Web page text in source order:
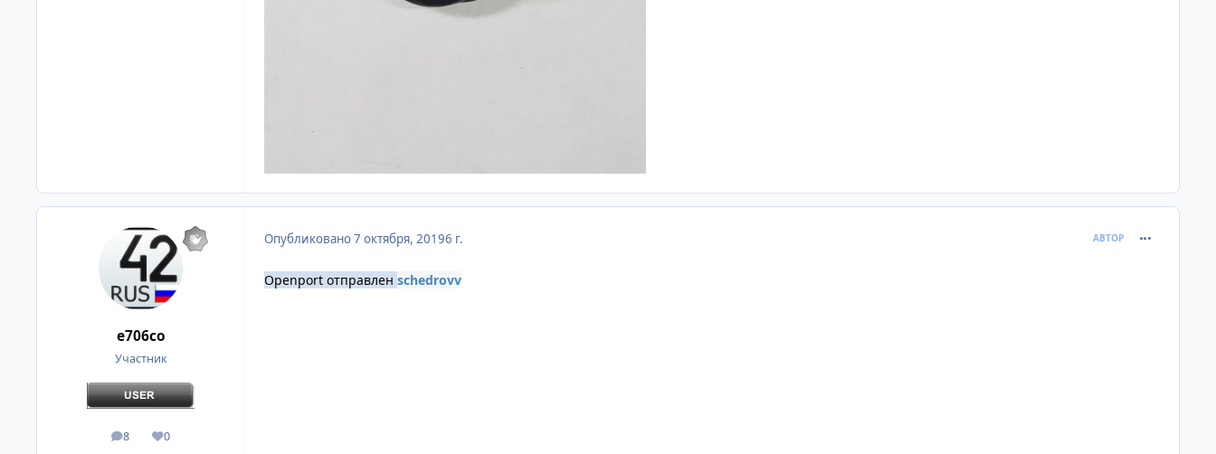
e706co
Участник
8
сообщения
0
Репутация
Опубликовано7 октября, 20196 г. АВТОР
Openport отправлен schedrovv